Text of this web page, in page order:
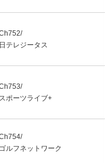
テレジータス
ポーツライブ+
ルフネットワーク